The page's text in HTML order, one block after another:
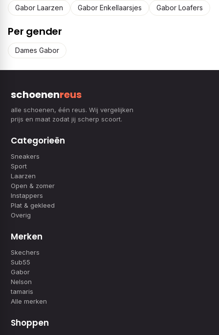
Gabor Laarzen
Gabor Enkellaarsjes Gabor Loafers
Per gender
Dames Gabor
schoenenreus
alle schoenen, één reus. Wij vergelijken
prijs en maat zodat jij scherp scoort.
Categorieën
Sneakers
Sport
Laarzen
Open & zomer
Instappers
Plat & gekleed
Overig
Merken
Skechers
Sub55
Gabor
Nelson
tamaris
Alle merken
Shoppen